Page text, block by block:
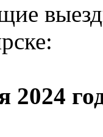
2024